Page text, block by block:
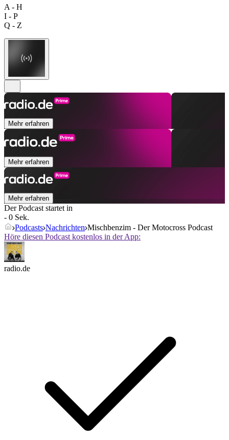
A - H
I - P
Q - Z
Mehr erfahren
Mehr erfahren
Mehr erfahren
Der Podcast startet in
- 0 Sek.
Podcasts Nachrichten Mischbenzim - Der Motocross Podcast
Höre diesen Podcast kostenlos in der App:
radio.de